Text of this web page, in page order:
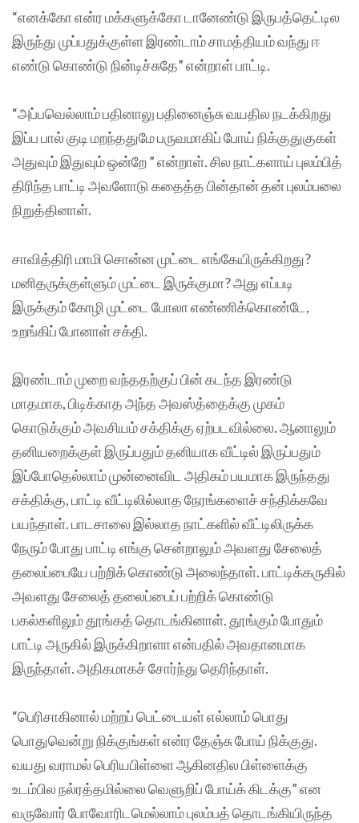
“எனக்கோ என்ர மக்களுக்கோ டானேண்டு இருபத்தெட்டில
இருந்து முப்பதுக்குள்ள இரண்டாம் சாமத்தியம் வந்து ஈ
எண்டு கொண்டு நின்டிச்சுதே” என்றாள் பாட்டி.
“அப்பவெல்லாம் பதினாலு பதினைஞ்சு வயதில நடக்கிறது
இப்ப பால் குடி மறந்ததுமே பருவமாகிப் போய் நிக்குதுகுகள்
அதுவும் இதுவும் ஒன்றே ” என்றாள். சில நாட்களாய் புலம்பித்
திரிந்த பாட்டி அவளோடு கதைத்த பின்தான் தன் புலம்பலை
நிறுத்தினாள்.
சாவித்திரி மாமி சொன்ன முட்டை எங்கேயிருக்கிறது?
மனிதருக்குள்ளும் முட்டை இருக்குமா? அது எப்படி
இருக்கும் கோழி முட்டை போலா எண்ணிக்கொண்டே,
உறங்கிப் போனாள் சக்தி.
இரண்டாம் முறை வந்ததற்குப் பின் கடந்த இரண்டு
மாதமாக, பிடிக்காத அந்த அவஸ்த்தைக்கு முகம்
கொடுக்கும் அவசியம் சக்திக்கு ஏற்படவில்லை. ஆனாலும்
தனியறைக்குள் இருப்பதும் தனியாக வீட்டில் இருப்பதும்
இப்போதெல்லாம் முன்னைவிட அதிகம் பயமாக இருந்தது
சக்திக்கு, பாட்டி வீட்டிலில்லாத நேரங்களைச் சந்திக்கவே
பயந்தாள். பாடசாலை இல்லாத நாட்களில் வீட்டிலிருக்க
நேரும் போது பாட்டி எங்கு சென்றாலும் அவளது சேலைத்
தலைப்பையே பற்றிக் கொண்டு அலைந்தாள். பாட்டிக்கருகில்
அவளது சேலைத் தலைப்பைப் பற்றிக் கொண்டு
பகல்களிலும் தூங்கத் தொடங்கினாள். தூங்கும் போதும்
பாட்டி அருகில் இருக்கிறாளா என்பதில் அவதானமாக
இருந்தாள். அதிகமாகச் சோர்ந்து தெரிந்தாள்.
“பெரிசாகினால் மற்றப் பெட்டையள் எல்லாம் பொது
பொதுவென்று நிக்குங்கள் என்ர தேஞ்சு போய் நிக்குது.
வயது வராமல் பெரியபிள்ளை ஆகினதில பிள்ளைக்கு
உடம்பில நல்ரத்தமில்லை வெளுறிப் போய்க் கிடக்கு” என
வருவோர் போவோரிடமெல்லாம் புலம்பத் தொடங்கியிருந்த